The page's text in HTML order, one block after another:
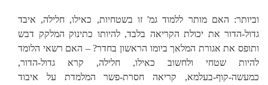
וביותר: האם מותר ללמוד גמ' זו בשטחיות, כאילו, חלילה, איבד
גדול-הדור את יכולת הקריאה בלבד, להיותו כתינוק המלקק דבש
ותופס את אגורת המלאך ביומו הראשון בחדר? – האם רשאי הלומד
להיות שטחי ולחשוב כאילו, חלילה, קרא גדול-הדור,
כמעשה-קוף-בעלמא, קריאה חסרת-פשר המלמדת על איבוד